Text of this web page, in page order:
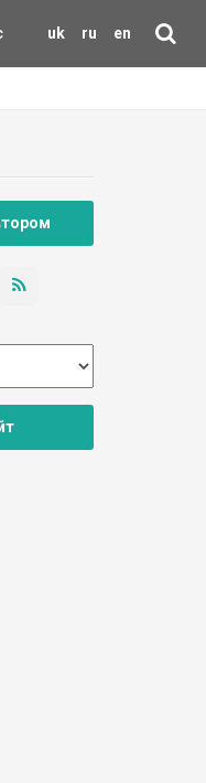
uk ru en